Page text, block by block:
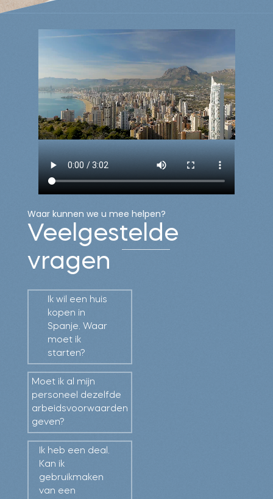
het grootste
Nederlandse
advocatenkantoor
in Spanje.
Wij zijn specialist in
ondernemingsrecht
erfrecht en
onroerend goed.
Onze advocaten
Waar kunnen we u mee helpen?
Veelgestelde
vragen
Ik wil een huis
kopen in
Spanje. Waar
moet ik
starten?
Moet ik al mijn
personeel dezelfde
arbeidsvoorwaarden
geven?
Ik heb een deal.
Kan ik
gebruikmaken
van een